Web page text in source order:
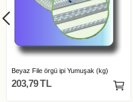
Beyaz File örgü ipi Yumuşak (kg)
203,79 TL